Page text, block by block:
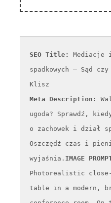
SEO Title:
Mediacje
spadkowych – Sąd
Klisz
Meta Description:
ugoda? Sprawdź,
o zachowek i dział
Oszczędź czas i
wyjaśnia. IMAGE
Photorealistic
table in a modern,